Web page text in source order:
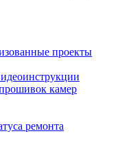
проекты
камер
ремонта